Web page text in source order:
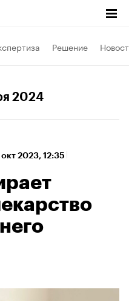
Решение
2024
2023, 12:35